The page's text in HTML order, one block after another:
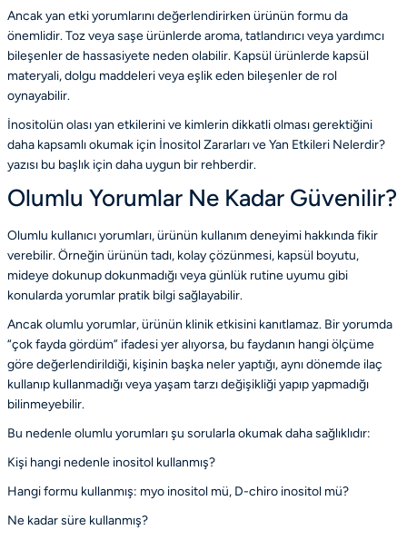
Ancak yan etki yorumlarını değerlendirirken ürünün formu da
önemlidir. Toz veya saşe ürünlerde aroma, tatlandırıcı veya yardımcı
bileşenler de hassasiyete neden olabilir. Kapsül ürünlerde kapsül
materyali, dolgu maddeleri veya eşlik eden bileşenler de rol
oynayabilir.
İnositolün olası yan etkilerini ve kimlerin dikkatli olması gerektiğini
daha kapsamlı okumak için İnositol Zararları ve Yan Etkileri Nelerdir?
yazısı bu başlık için daha uygun bir rehberdir.
Olumlu Yorumlar Ne Kadar Güvenilir?
Olumlu kullanıcı yorumları, ürünün kullanım deneyimi hakkında fikir
verebilir. Örneğin ürünün tadı, kolay çözünmesi, kapsül boyutu,
mideye dokunup dokunmadığı veya günlük rutine uyumu gibi
konularda yorumlar pratik bilgi sağlayabilir.
Ancak olumlu yorumlar, ürünün klinik etkisini kanıtlamaz. Bir yorumda
“çok fayda gördüm” ifadesi yer alıyorsa, bu faydanın hangi ölçüme
göre değerlendirildiği, kişinin başka neler yaptığı, aynı dönemde ilaç
kullanıp kullanmadığı veya yaşam tarzı değişikliği yapıp yapmadığı
bilinmeyebilir.
Bu nedenle olumlu yorumları şu sorularla okumak daha sağlıklıdır:
Kişi hangi nedenle inositol kullanmış?
Hangi formu kullanmış: myo inositol mü, D-chiro inositol mü?
Ne kadar süre kullanmış?